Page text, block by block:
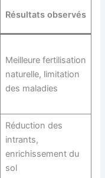
Résultats observés
Meilleure fertilisation
naturelle, limitation
des maladies
Réduction des
intrants,
enrichissement du
sol